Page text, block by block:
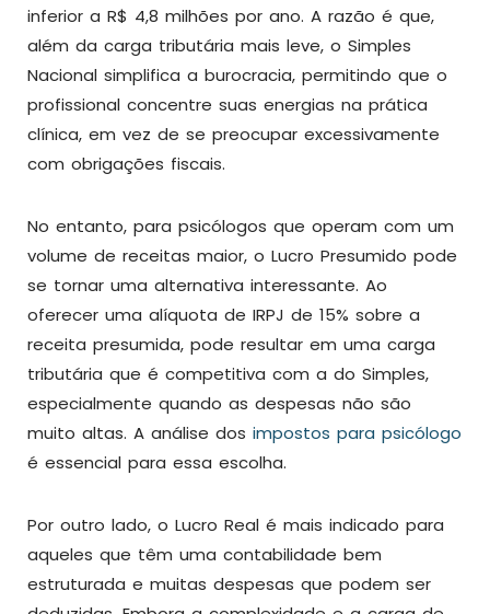
inferior a R$ 4,8 milhões por ano. A razão é que,
além da carga tributária mais leve, o Simples
Nacional simplifica a burocracia, permitindo que o
profissional concentre suas energias na prática
clínica, em vez de se preocupar excessivamente
com obrigações fiscais.
No entanto, para psicólogos que operam com um
volume de receitas maior, o Lucro Presumido pode
se tornar uma alternativa interessante. Ao
oferecer uma alíquota de IRPJ de 15% sobre a
receita presumida, pode resultar em uma carga
tributária que é competitiva com a do Simples,
especialmente quando as despesas não são
muito altas. A análise dos impostos para psicólogo
é essencial para essa escolha.
Por outro lado, o Lucro Real é mais indicado para
aqueles que têm uma contabilidade bem
estruturada e muitas despesas que podem ser